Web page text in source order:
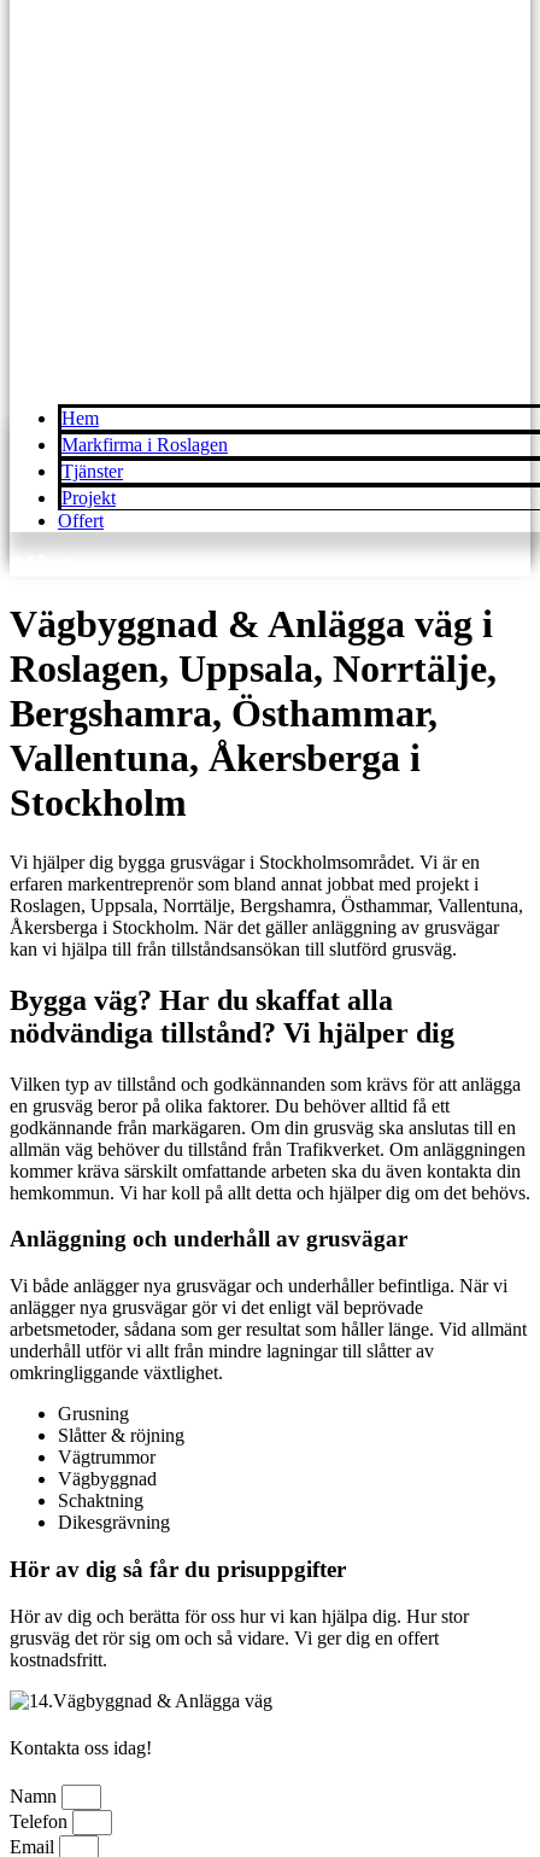
Hem
Markfirma i Roslagen
Tjänster
Projekt
Offert
Vägbyggnad & Anlägga väg i
Roslagen, Uppsala, Norrtälje,
Bergshamra, Östhammar,
Vallentuna, Åkersberga i
Stockholm
Vi hjälper dig bygga grusvägar i Stockholmsområdet. Vi är en
erfaren markentreprenör som bland annat jobbat med projekt i
Roslagen, Uppsala, Norrtälje, Bergshamra, Östhammar, Vallentuna,
Åkersberga i Stockholm. När det gäller anläggning av grusvägar
kan vi hjälpa till från tillståndsansökan till slutförd grusväg.
Bygga väg? Har du skaffat alla
nödvändiga tillstånd? Vi hjälper dig
Vilken typ av tillstånd och godkännanden som krävs för att anlägga
en grusväg beror på olika faktorer. Du behöver alltid få ett
godkännande från markägaren. Om din grusväg ska anslutas till en
allmän väg behöver du tillstånd från Trafikverket. Om anläggningen
kommer kräva särskilt omfattande arbeten ska du även kontakta din
hemkommun. Vi har koll på allt detta och hjälper dig om det behövs.
Anläggning och underhåll av grusvägar
Vi både anlägger nya grusvägar och underhåller befintliga. När vi
anlägger nya grusvägar gör vi det enligt väl beprövade
arbetsmetoder, sådana som ger resultat som håller länge. Vid allmänt
underhåll utför vi allt från mindre lagningar till slåtter av
omkringliggande växtlighet.
Grusning
Slåtter & röjning
Vägtrummor
Vägbyggnad
Schaktning
Dikesgrävning
Hör av dig så får du prisuppgifter
Hör av dig och berätta för oss hur vi kan hjälpa dig. Hur stor
grusväg det rör sig om och så vidare. Vi ger dig en offert
kostnadsfritt.
Kontakta oss idag!
Namn
Telefon
Email